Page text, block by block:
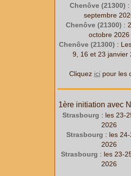
Chenôve (21300)
septembre
Chenôve (21300) :
octobre 2026
Chenôve (21300) :
9, 16 et 23 janvier
Cliquez ici pour les
1ère initiation avec
Strasbourg : les 23-
2026
Strasbourg : les
2026
Strasbourg : les 23-
2026